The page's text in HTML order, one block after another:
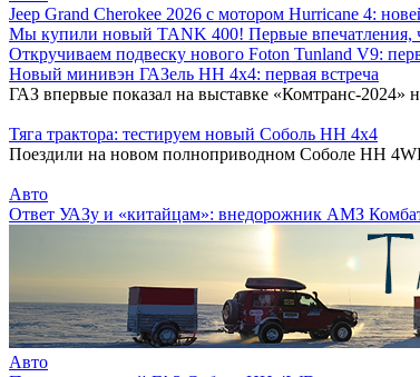
Jeep Grand Cherokee 2026 с мотором Hurricane 4:
Мы купили новый TANK 400! Первые впечатления,
Откручиваем подвеску нового Foton Tunland V9:
Новый минивэн ГАЗель НН 4х4: первая встреча
ГАЗ впервые показал на выставке «Комтранс-
Тяга трактора: тестируем новый Соболь НН 4х4
Поездили на новом полноприводном Соболе НН
Авто
Ответ УАЗу и «китайцам»: внедорожник АМЗ
Авто